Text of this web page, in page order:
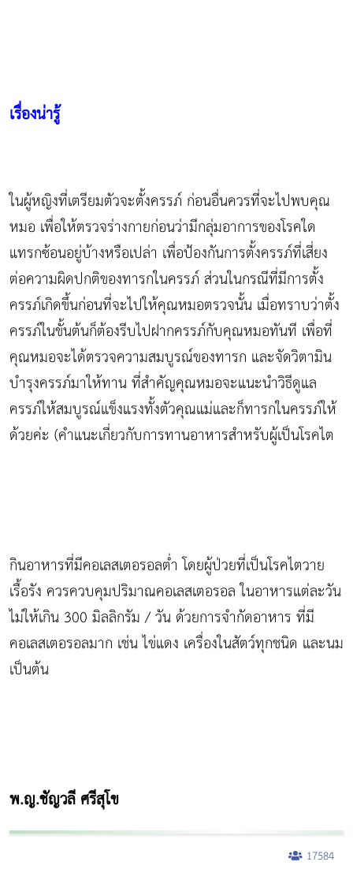
เรื่องน่ารู้
ในผู้หญิงที่เตรียมตัวจะตั้งครรภ์ ก่อนอื่นควรที่จะไปพบคุณ
หมอ เพื่อให้ตรวจร่างกายก่อนว่ามีกลุ่มอาการของโรคใด
แทรกซ้อนอยู่บ้างหรือเปล่า เพื่อป้องกันการตั้งครรภ์ที่เสี่ยง
ต่อความผิดปกติของทารกในครรภ์ ส่วนในกรณีที่มีการตั้ง
ครรภ์เกิดขึ้นก่อนที่จะไปให้คุณหมอตรวจนั้น เมื่อทราบว่าตั้ง
ครรภ์ในขั้นต้นก็ต้องรีบไปฝากครรภ์กับคุณหมอทันที เพื่อที่
คุณหมอจะได้ตรวจความสมบูรณ์ของทารก และจัดวิตามิน
บำรุงครรภ์มาให้ทาน ที่สำคัญคุณหมอจะแนะนำวิธีดูแล
ครรภ์ให้สมบูรณ์แข็งแรงทั้งตัวคุณแม่และก็ทารกในครรภ์ให้
ด้วยค่ะ (คำแนะเกี่ยวกับการทานอาหารสำหรับผู้เป็นโรคไต
กินอาหารที่มีคอเลสเตอรอลต่ำ โดยผู้ป่วยที่เป็นโรคไตวาย
เรื้อรัง ควรควบคุมปริมาณคอเลสเตอรอล ในอาหารแต่ละวัน
ไม่ให้เกิน 300 มิลลิกรัม / วัน ด้วยการจำกัดอาหาร ที่มี
คอเลสเตอรอลมาก เช่น ไข่แดง เครื่องในสัตว์ทุกชนิด และนม
เป็นต้น
พ.ญ.ชัญวลี ศรีสุโข
17584